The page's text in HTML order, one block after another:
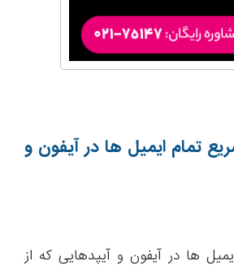
تمام ایمیل ها در آیفون و
ها در آیفون و آیپدهایی که از